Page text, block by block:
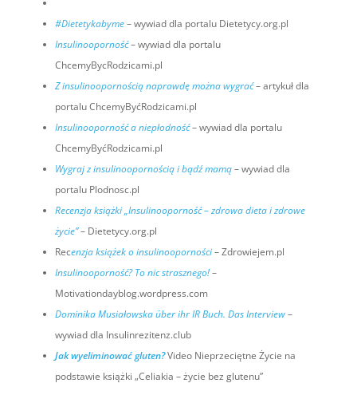
#Dietetykabyme– wywiad dla portalu Dietetycy.org.pl
Insulinooporność– wywiad dla portalu
ChcemyBycRodzicami.pl
Z insulinoopornością naprawdę można wygrać– artykuł dla
portalu ChcemyByćRodzicami.pl
Insulinooporność a niepłodność– wywiad dla portalu
ChcemyByćRodzicami.pl
Wygraj z insulinoopornością i bądź mamą– wywiad dla
portalu Plodnosc.pl
Recenzja książki „Insulinooporność – zdrowa dieta i zdrowe
życie”– Dietetycy.org.pl
Recenzja książek o insulinooporności– Zdrowiejem.pl
Insulinooporność? To nic strasznego!–
Motivationdayblog.wordpress.com
Dominika Musiałowska über ihr IR Buch. Das Interview–
wywiad dla Insulinrezitenz.club
Jak wyeliminować gluten?Video Nieprzeciętne Życie na
podstawie książki „Celiakia – życie bez glutenu”